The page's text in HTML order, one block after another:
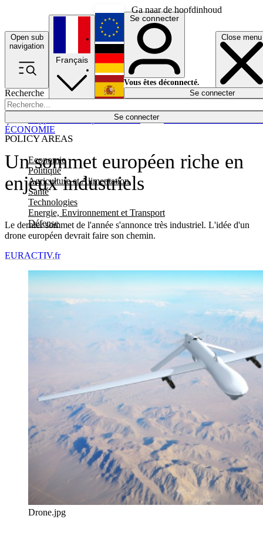
Ga naar de hoofdinhoud
Open sub
navigation
Close menu
Recherche
Se connecter
POLICY AREAS
Economie
Politique
Agriculture et Alimentation
Santé
Technologies
Energie, Environnement et Transport
Défense
Économie
Français
English
Deutsch
Español
Se connecter
Vous êtes déconnecté.
Se connecter
Un sommet européen riche en
enjeux industriels
Le dernier sommet de l'année s'annonce très industriel. L'idée d'un
drone européen devrait faire son chemin.
ÉCONOMIE
EURACTIV.fr
Drone.jpg